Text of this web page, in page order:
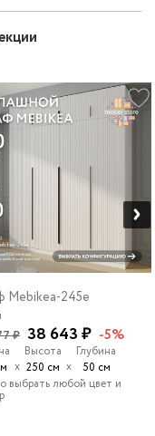
Mebikea-245e
₽ 38 643 ₽ -5%
х
Высота
250 см х
Глубина
50 см
выбрать любой цвет и